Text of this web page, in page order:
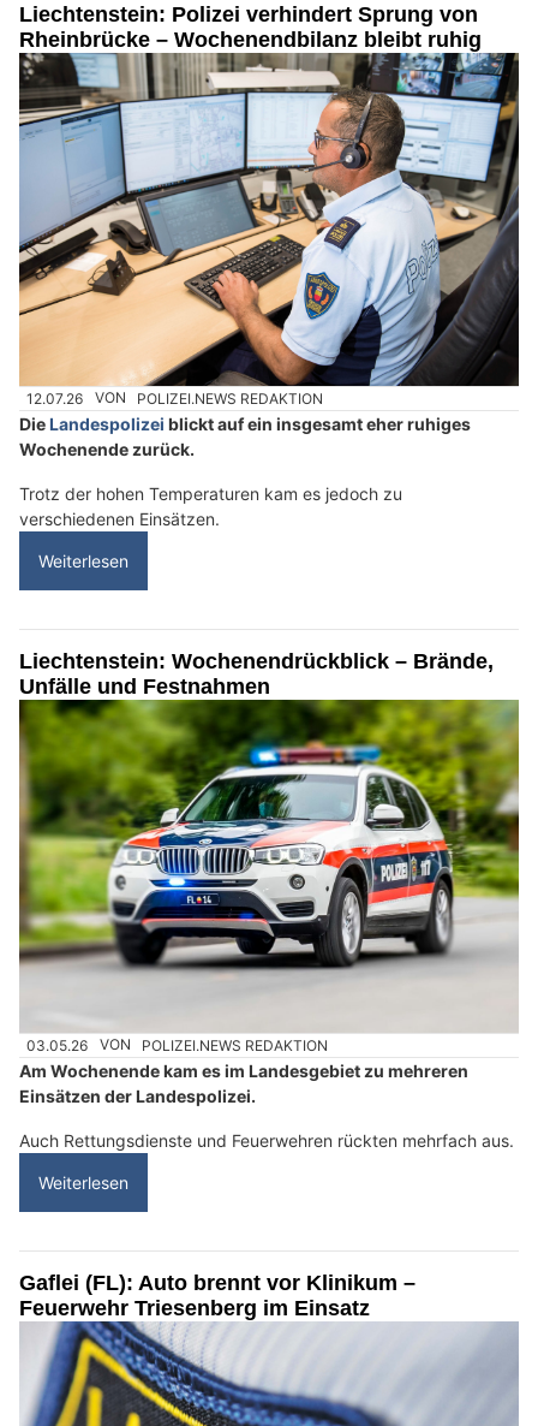
Liechtenstein: Polizei verhindert Sprung von
Rheinbrücke – Wochenendbilanz bleibt ruhig
12.07.26 VON POLIZEI.NEWS REDAKTION
DieLandespolizei blickt auf ein insgesamt eher ruhiges
Wochenende zurück.
Trotz der hohen Temperaturen kam es jedoch zu
verschiedenen Einsätzen.
Weiterlesen
Liechtenstein: Wochenendrückblick – Brände,
Unfälle und Festnahmen
03.05.26 VON POLIZEI.NEWS REDAKTION
Am Wochenende kam es im Landesgebiet zu mehreren
Einsätzen der Landespolizei.
Auch Rettungsdienste und Feuerwehren rückten mehrfach aus.
Weiterlesen
Gaflei (FL): Auto brennt vor Klinikum –
Feuerwehr Triesenberg im Einsatz